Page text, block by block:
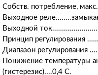
Собств. потребление,
Выходное
Выходной
Принцип регулирования
Диапазон регулирования
Понижение температуры
(гистерезис)....0,4 С.